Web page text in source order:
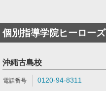
個別指導学院ヒーローズ
沖縄古島校
0120-94-8311